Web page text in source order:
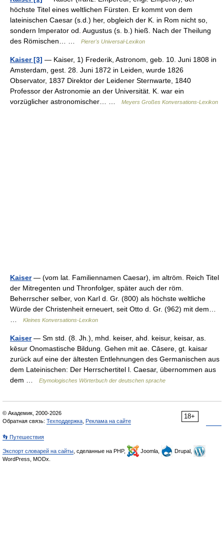
höchste Titel eines weltlichen Fürsten. Er kommt von dem
lateinischen Caesar (s.d.) her, obgleich der K. in Rom nicht so,
sondern Imperator od. Augustus (s. b.) hieß. Nach der Theilung
des Römischen… …
Pierer's Universal-Lexikon
Kaiser [3] — Kaiser, 1) Frederik, Astronom, geb. 10. Juni 1808 in
Amsterdam, gest. 28. Juni 1872 in Leiden, wurde 1826
Observator, 1837 Direktor der Leidener Sternwarte, 1840
Professor der Astronomie an der Universität. K. war ein
vorzüglicher astronomischer… …
Meyers Großes Konversations-Lexikon
Kaiser— (vom lat. Familiennamen Caesar), im altröm. Reich Titel
der Mitregenten und Thronfolger, später auch der röm.
Beherrscher selber, von Karl d. Gr. (800) als höchste weltliche
Würde der Christenheit erneuert, seit Otto d. Gr. (962) mit dem…
Kleines Konversations-Lexikon
Kaiser— Sm std. (8. Jh.), mhd. keiser, ahd. keisur, keisar, as.
kēsur Onomastische Bildung. Gehen mit ae. Cāsere, gt. kaisar
zurück auf eine der ältesten Entlehnungen des Germanischen aus
dem Lateinischen: Der Herrschertitel l. Caesar, übernommen aus
dem …
Etymologisches Wörterbuch der deutschen sprache
18+
© Академик, 2000-2026
Обратная связь: Техподдержка Реклама на сайте
👣 Путешествия
Экспорт словарей на сайты , сделанные на PHP, Joomla,
Drupal,
WordPress, MODx.